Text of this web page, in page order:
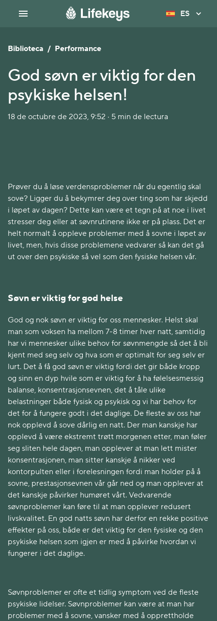
ES
Biblioteca / Performance
God søvn er viktig for den
psykiske helsen!
18 de octubre de 2023, 9:52 · 5 min de lectura
Prøver du å løse verdensproblemer når du egentlig skal
sove? Ligger du å bekymrer deg over ting som har skjedd
i løpet av dagen? Dette kan være et tegn på at noe i livet
stresser deg eller at søvnrutinene ikke er på plass. Det er
helt normalt å oppleve problemer med å sovne i løpet av
livet, men, hvis disse problemene vedvarer så kan det gå
ut over den psykiske så vel som den fysiske helsen vår.
Søvn er viktig for god helse
God og nok søvn er viktig for oss mennesker. Helst skal
man som voksen ha mellom 7-8 timer hver natt, samtidig
har vi mennesker ulike behov for søvnmengde så det å bli
kjent med seg selv og hva som er optimalt for seg selv er
lurt. Det å få god søvn er viktig fordi det gir både kropp
og sinn en dyp hvile som er viktig for å ha følelsesmessig
balanse, konsentrasjonsevnen, det å tåle ulike
belastninger både fysisk og psykisk og vi har behov for
det for å fungere godt i det daglige. De fleste av oss har
nok opplevd å sove dårlig en natt. Der man kanskje har
opplevd å være ekstremt trøtt morgenen etter, man føler
seg sliten hele dagen, man opplever at man lett mister
konsentrasjonen, man sitter kanskje å nikker ved
kontorpulten eller i forelesningen fordi man holder på å
sovne, prestasjonsevnen vår går ned og man opplever at
det kanskje påvirker humøret vårt. Vedvarende
søvnproblemer kan føre til at man opplever redusert
livskvalitet. En god natts søvn har derfor en rekke positive
effekter på oss, både er det viktig for den fysiske og den
psykiske helsen som igjen er med å påvirke hvordan vi
fungerer i det daglige.
Søvnproblemer er ofte et tidlig symptom ved de fleste
psykiske lidelser. Søvnproblemer kan være at man har
problemer med å sovne, vansker med å opprettholde